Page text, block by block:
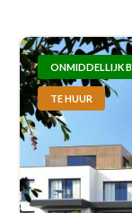
ONMIDDELLIJK
TE HUUR